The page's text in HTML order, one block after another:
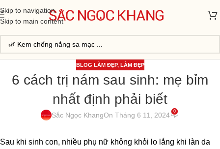
Skip to navigation
Skip to main content
BLOG LÀM ĐẸP, LÀM ĐẸP
6 cách trị nám sau sinh: mẹ bỉm
nhất định phải biết
Sắc Ngọc KhangOn Tháng 6 11, 2024 0
Sau khi sinh con, nhiều phụ nữ không khỏi lo lắng khi làn da